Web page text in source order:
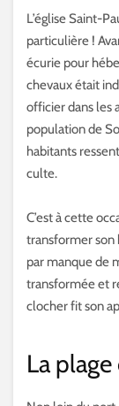
L’église Saint-
particulière !
écurie pour
chevaux était
officier dans les
population de
habitants
culte.
C’est à cette
transformer son
par manque de
transformée et
clocher fit son
La